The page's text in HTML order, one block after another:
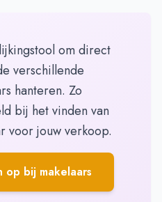
om direct
verschillende
hanteren. Zo
bij het vinden van
voor jouw verkoop.
op bij makelaars